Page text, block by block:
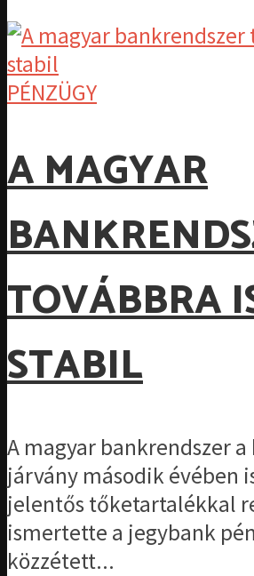
PÉNZÜGY
A MAGYAR
TOVÁBBRA
STABIL
A magyar bankrendszer
járvány második évében
jelentős tőketartalékkal
ismertette a jegybank
közzétett...